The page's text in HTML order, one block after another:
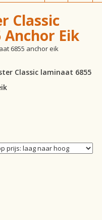
Classic
Eik
6855 anchor eik
Classic laminaat 6855